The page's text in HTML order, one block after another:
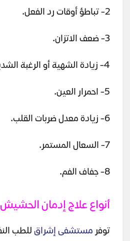
2- تباطؤ أوقات رد الفعل.
3- ضعف الاتزان.
4- زيادة الشهية أو الرغبة الشديدة في تناول الطعام
5- احمرار العين.
6- زيادة معدل ضربات القلب.
7- السعال المستمر.
8- جفاف الفم.
أنواع علاج إدمان الحشيش
توفر مستشفى إشراق للطب